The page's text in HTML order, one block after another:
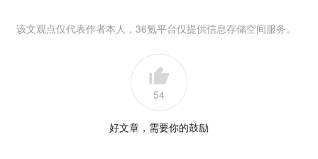
该文观点仅代表作者本人，36氪平台仅提供信息存储空间服务。
54
好文章，需要你的鼓励